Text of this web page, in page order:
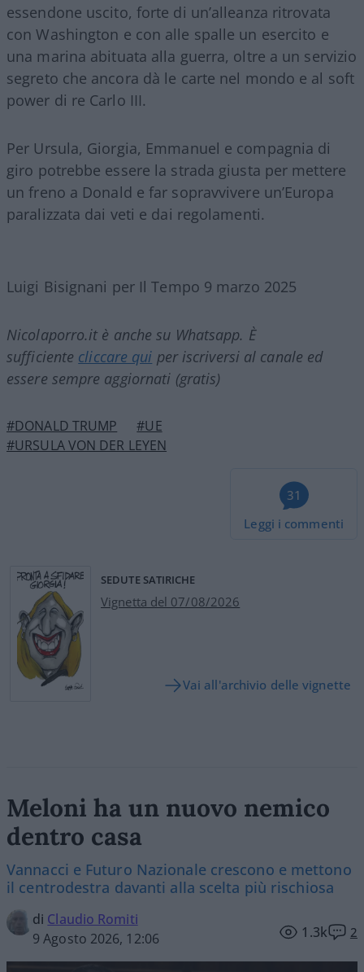
essendone uscito, forte di un’alleanza ritrovata
con Washington e con alle spalle un esercito e
una marina abituata alla guerra, oltre a un servizio
segreto che ancora dà le carte nel mondo e al soft
power di re Carlo III.
Per Ursula, Giorgia, Emmanuel e compagnia di
giro potrebbe essere la strada giusta per mettere
un freno a Donald e far sopravvivere un’Europa
paralizzata dai veti e dai regolamenti.
Luigi Bisignani per Il Tempo 9 marzo 2025
Nicolaporro.it è anche su Whatsapp. È
sufficiente cliccare qui per iscriversi al canale ed
essere sempre aggiornati (gratis)
#DONALD TRUMP
#UE
#URSULA VON DER LEYEN
31
Leggi i commenti
SEDUTE SATIRICHE
Vignetta del 07/08/2026
Vai all'archivio delle vignette
Meloni ha un nuovo nemico
dentro casa
Vannacci e Futuro Nazionale crescono e mettono
il centrodestra davanti alla scelta più rischiosa
di Claudio Romiti
9 Agosto 2026, 12:06
1.3k 2